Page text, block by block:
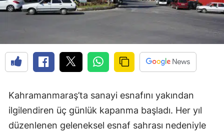
Kahramanmaraş’ta sanayi esnafını yakından
ilgilendiren üç günlük kapanma başladı. Her yıl
düzenlenen geleneksel esnaf sahrası nedeniyle